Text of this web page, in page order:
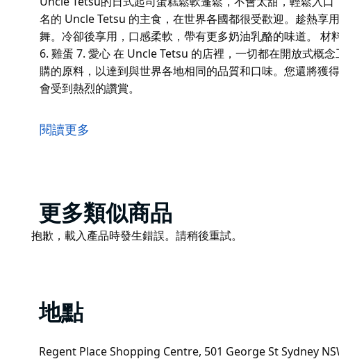
名的 Uncle Tetsu 的主食，在世界各國都很受歡迎。趁熱享
舞。冷卻後享用，口感柔軟，帶有更多奶油乳酪的味道。 材
6. 雞蛋 7. 愛心 在 Uncle Tetsu 的店裡，一切都在開放式概
購的原料，以達到與世界各地相同的品質和口味。您還將獲
會受到熱烈的讚賞。
名的 Uncle Tetsu 的主食，在世界各國都很受歡迎。趁熱享
舞。冷卻後享用，口感柔軟，帶有更多奶油乳酪的味道。
到與世界各地相同的品質和口味。您還將獲得他們著名的日
賞。
閱讀更多
Product
List
更多類似商品
Product
抱歉，載入產品時發生錯誤。請稍後重試。
地點
Regent Place Shopping Centre, 501 George St Sydney